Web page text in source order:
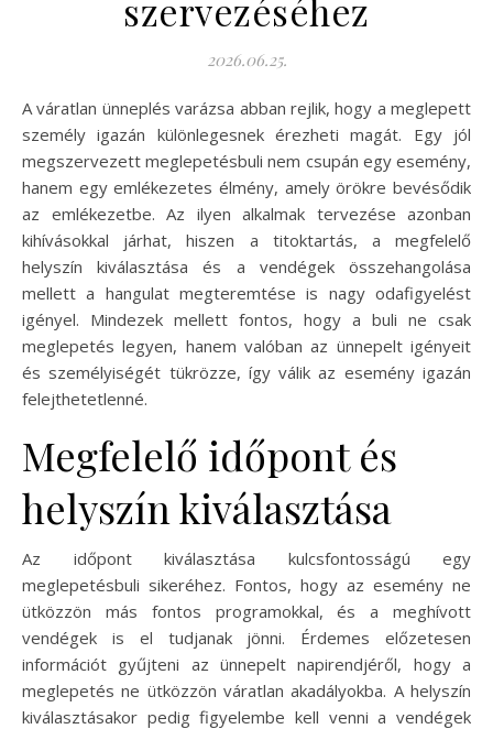
szervezéséhez
2026.06.25.
A váratlan ünneplés varázsa abban rejlik, hogy a meglepett
személy igazán különlegesnek érezheti magát. Egy jól
megszervezett meglepetésbuli nem csupán egy esemény,
hanem egy emlékezetes élmény, amely örökre bevésődik
az emlékezetbe. Az ilyen alkalmak tervezése azonban
kihívásokkal járhat, hiszen a titoktartás, a megfelelő
helyszín kiválasztása és a vendégek összehangolása
mellett a hangulat megteremtése is nagy odafigyelést
igényel. Mindezek mellett fontos, hogy a buli ne csak
meglepetés legyen, hanem valóban az ünnepelt igényeit
és személyiségét tükrözze, így válik az esemény igazán
felejthetetlenné.
Megfelelő időpont és
helyszín kiválasztása
Az időpont kiválasztása kulcsfontosságú egy
meglepetésbuli sikeréhez. Fontos, hogy az esemény ne
ütközzön más fontos programokkal, és a meghívott
vendégek is el tudjanak jönni. Érdemes előzetesen
információt gyűjteni az ünnepelt napirendjéről, hogy a
meglepetés ne ütközzön váratlan akadályokba. A helyszín
kiválasztásakor pedig figyelembe kell venni a vendégek